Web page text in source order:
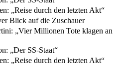
„Reise durch den letzten Akt“
Blick auf die Zuschauer
„Vier Millionen Tote klagen an
„Der SS-Staat“
„Reise durch den letzten Akt“